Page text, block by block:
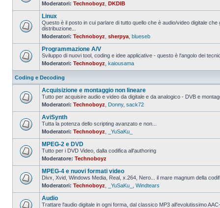
Nessun
messaggio
leggere
Moderatori: Technoboyz DKDIB
Nessun
da
leggere
Linux
Questo è il posto in cui parlare di tutto quello che è audio/video digitale
distribuzione...
Moderatori: Technoboyz sherpya blueseb
Nessun
messaggio
da
leggere
Programmazione A/V
Sviluppo di nuovi tool, coding e idee applicative - questo è l'angolo dei
Moderatori: Technoboyz kaiousama
Coding e Decoding
Nessun
messaggio
da
leggere
Acquisizione e montaggio non lineare
Tutto per acquisire audio e video da digitale e da analogico - DVB e
Moderatori: Technoboyz Donny, sack72
Nessun
messaggio
da
leggere
AviSynth
Tutta la potenza dello scripting avanzato e non...
Moderatori: Technoboyz _YuSaKu_
Nessun
messaggio
da
leggere
MPEG-2 e DVD
Tutto per i DVD Video, dalla codifica all'authoring
Moderatore: Technoboyz
Nessun
messaggio
da
leggere
MPEG-4 e nuovi formati video
Divx, Xvid, Windows Media, Real, x.264, Nero... il mare magnum della
Moderatori: Technoboyz _YuSaKu_ Windtears
Audio
Trattare l'audio digitale in ogni forma, dal classico MP3 all'evolutissimo